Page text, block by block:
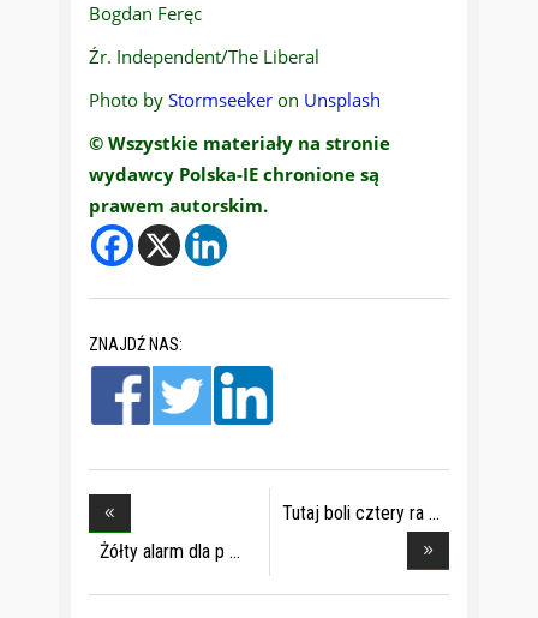
Bogdan Feręc
Źr. Independent/The Liberal
Photo by Stormseeker on Unsplash
© Wszystkie materiały na stronie
wydawcy Polska-IE chronione są
prawem autorskim.
ZNAJDŹ NAS:
Żółty alarm dla p
Tutaj boli cztery ra